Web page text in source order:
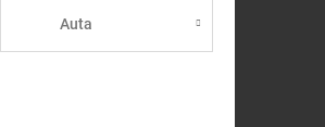
Auta